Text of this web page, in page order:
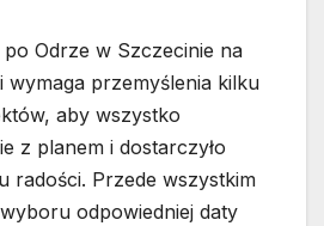
Odrze w Szczecinie na
wymaga przemyślenia kilku
aby wszystko
z planem i dostarczyło
radości. Przede wszystkim
odpowiedniej daty